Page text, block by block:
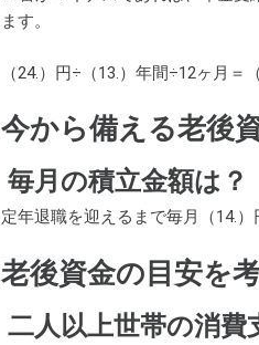
ます。
（24.）円÷（13.）年間÷12ヶ月＝
今から備える老後
毎月の積立金額は？
定年退職を迎えるまで毎月（14.
老後資金の目安を
二人以上世帯の消費